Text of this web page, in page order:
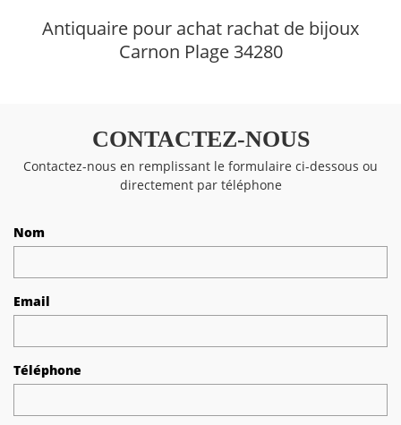
Antiquaire pour achat rachat de bijoux
Carnon Plage 34280
CONTACTEZ-NOUS
Contactez-nous en remplissant le formulaire ci-dessous ou
directement par téléphone
Nom
Email
Téléphone